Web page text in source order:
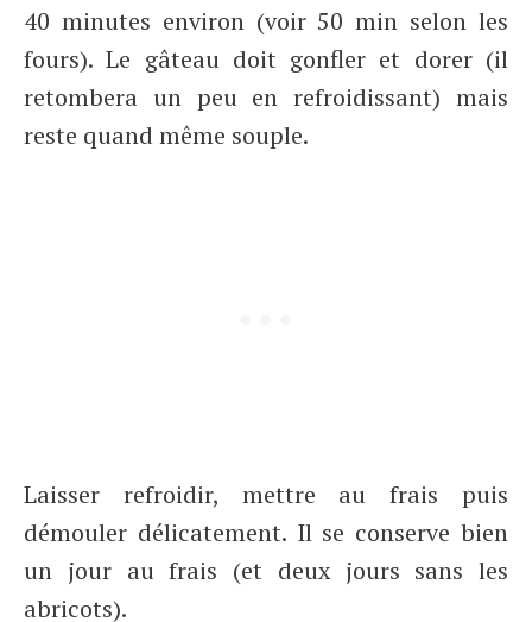
40 minutes environ (voir 50 min selon les
fours). Le gâteau doit gonfler et dorer (il
retombera un peu en refroidissant) mais
reste quand même souple.
Laisser refroidir, mettre au frais puis
démouler délicatement. Il se conserve bien
un jour au frais (et deux jours sans les
abricots).